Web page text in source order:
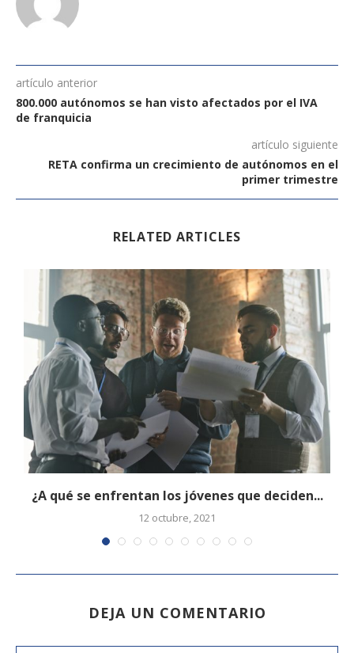
artículo anterior
800.000 autónomos se han visto afectados por el IVA
de franquicia
artículo siguiente
RETA confirma un crecimiento de autónomos en el
primer trimestre
RELATED ARTICLES
¿A qué se enfrentan los jóvenes que deciden...
12 octubre, 2021
DEJA UN COMENTARIO